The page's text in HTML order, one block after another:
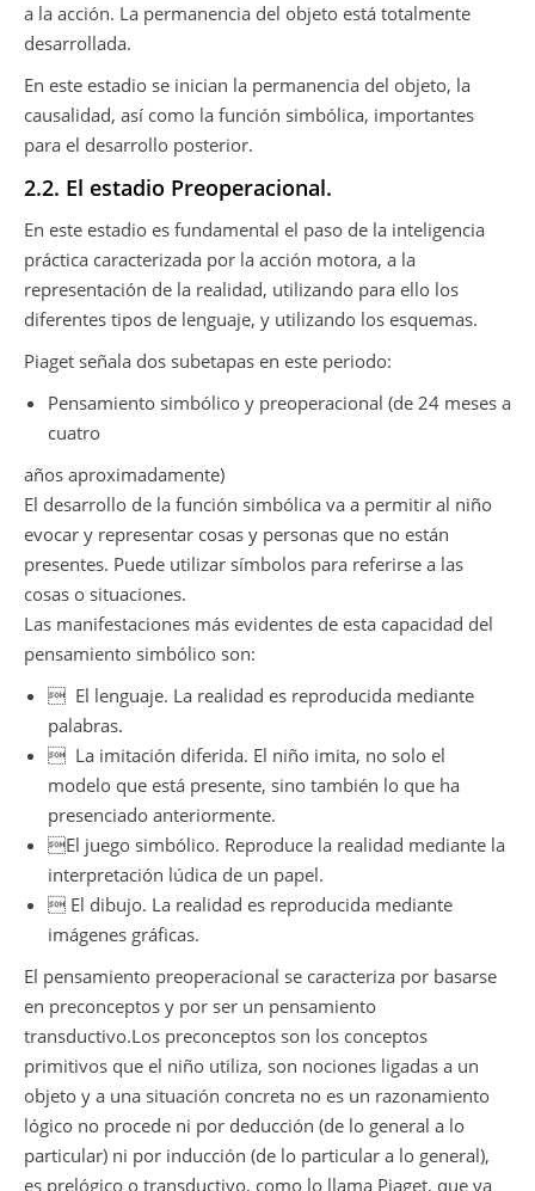
a la acción. La permanencia del objeto está totalmente
desarrollada.
En este estadio se inician la permanencia del objeto, la
causalidad, así como la función simbólica, importantes
para el desarrollo posterior.
2.2. El estadio Preoperacional.
En este estadio es fundamental el paso de la inteligencia
práctica caracterizada por la acción motora, a la
representación de la realidad, utilizando para ello los
diferentes tipos de lenguaje, y utilizando los esquemas.
Piaget señala dos subetapas en este periodo:
Pensamiento simbólico y preoperacional (de 24 meses a
cuatro
años aproximadamente)
El desarrollo de la función simbólica va a permitir al niño
evocar y representar cosas y personas que no están
presentes. Puede utilizar símbolos para referirse a las
cosas o situaciones.
Las manifestaciones más evidentes de esta capacidad del
pensamiento simbólico son:
 El lenguaje. La realidad es reproducida mediante
palabras.
 La imitación diferida. El niño imita, no solo el
modelo que está presente, sino también lo que ha
presenciado anteriormente.
El juego simbólico. Reproduce la realidad mediante la
interpretación lúdica de un papel.
 El dibujo. La realidad es reproducida mediante
imágenes gráficas.
El pensamiento preoperacional se caracteriza por basarse
en preconceptos y por ser un pensamiento
transductivo.Los preconceptos son los conceptos
primitivos que el niño utiliza, son nociones ligadas a un
objeto y a una situación concreta no es un razonamiento
lógico no procede ni por deducción (de lo general a lo
particular) ni por inducción (de lo particular a lo general),
es prelógico o transductivo, como lo llama Piaget, que va